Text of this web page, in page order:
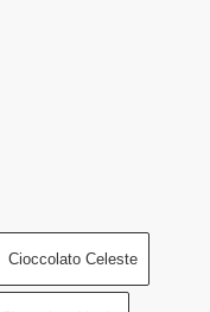
Cioccolato Celeste